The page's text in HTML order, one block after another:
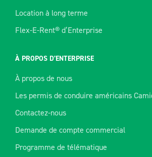
Location à long terme
Flex-E-Rent® d’Enterprise
À PROPOS D’ENTERPRISE
À propos de nous
Les permis de conduire américains
Contactez-nous
Demande de compte commercial
Programme de télématique